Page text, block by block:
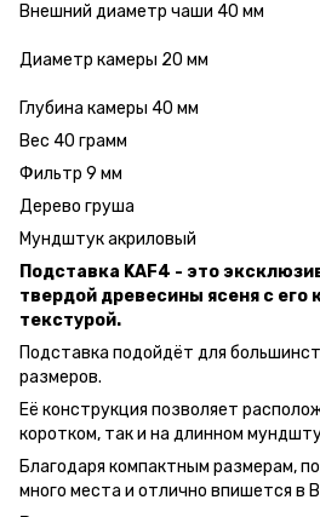
Внешний диаметр чаши 40 мм
Диаметр камеры 20 мм
Глубина камеры 40 мм
Вес 40 грамм
Фильтр 9 мм
Дерево груша
Мундштук акриловый
Подставка KAF4 - это
твердой древесины ясеня с его
текстурой.
Подставка подойдёт для
размеров.
Её конструкция позволяет
коротком, так и на длинном
Благодаря компактным размерам,
много места и отлично впишется в